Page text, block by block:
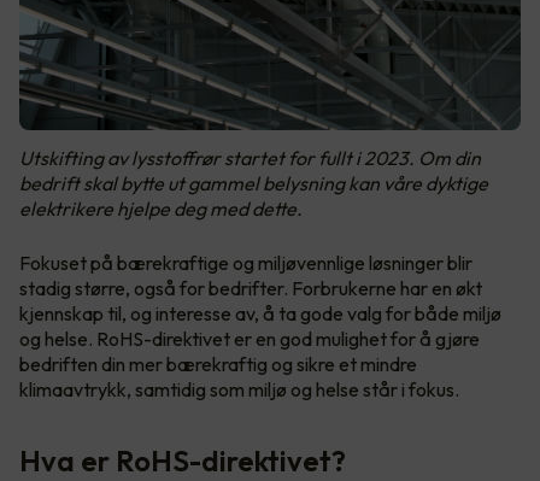
Utskifting av lysstoffrør startet for fullt i 2023. Om din
bedrift skal bytte ut gammel belysning kan våre dyktige
elektrikere hjelpe deg med dette.
Fokuset på bærekraftige og miljøvennlige løsninger blir
stadig større, også for bedrifter. Forbrukerne har en økt
kjennskap til, og interesse av, å ta gode valg for både miljø
og helse. RoHS-direktivet er en god mulighet for å gjøre
bedriften din mer bærekraftig og sikre et mindre
klimaavtrykk, samtidig som miljø og helse står i fokus.
Hva er RoHS-direktivet?